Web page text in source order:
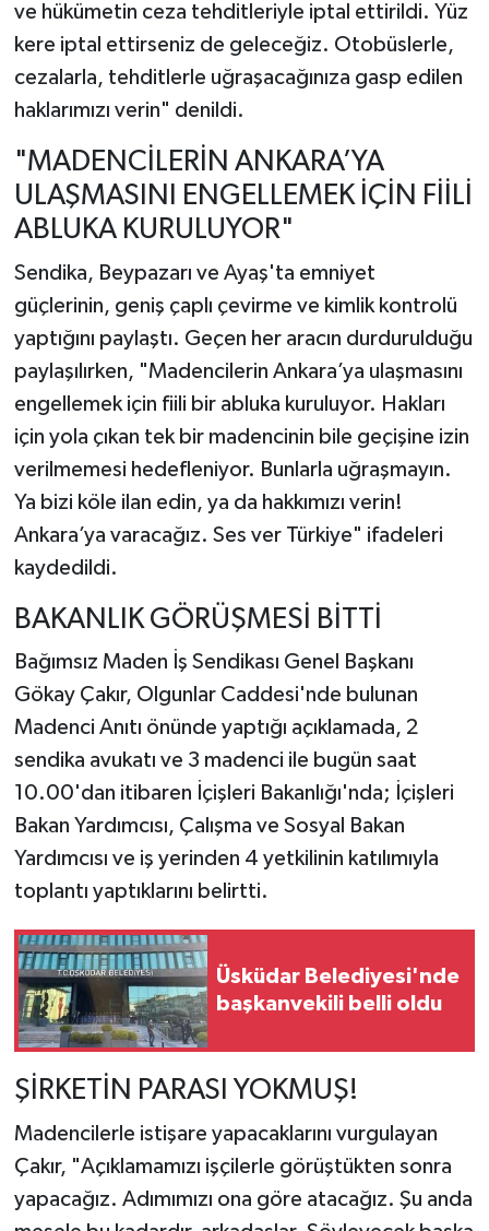
ve hükümetin ceza tehditleriyle iptal ettirildi. Yüz
kere iptal ettirseniz de geleceğiz. Otobüslerle,
cezalarla, tehditlerle uğraşacağınıza gasp edilen
haklarımızı verin" denildi.
"MADENCİLERİN ANKARA’YA
ULAŞMASINI ENGELLEMEK İÇİN FİİLİ
ABLUKA KURULUYOR"
Sendika, Beypazarı ve Ayaş'ta emniyet
güçlerinin, geniş çaplı çevirme ve kimlik kontrolü
yaptığını paylaştı. Geçen her aracın durdurulduğu
paylaşılırken, "Madencilerin Ankara’ya ulaşmasını
engellemek için fiili bir abluka kuruluyor. Hakları
için yola çıkan tek bir madencinin bile geçişine izin
verilmemesi hedefleniyor. Bunlarla uğraşmayın.
Ya bizi köle ilan edin, ya da hakkımızı verin!
Ankara’ya varacağız. Ses ver Türkiye" ifadeleri
kaydedildi.
BAKANLIK GÖRÜŞMESİ BİTTİ
Bağımsız Maden İş Sendikası Genel Başkanı
Gökay Çakır, Olgunlar Caddesi'nde bulunan
Madenci Anıtı önünde yaptığı açıklamada, 2
sendika avukatı ve 3 madenci ile bugün saat
10.00'dan itibaren İçişleri Bakanlığı'nda; İçişleri
Bakan Yardımcısı, Çalışma ve Sosyal Bakan
Yardımcısı ve iş yerinden 4 yetkilinin katılımıyla
toplantı yaptıklarını belirtti.
Üsküdar Belediyesi'nde
başkanvekili belli oldu
ŞİRKETİN PARASI YOKMUŞ!
Madencilerle istişare yapacaklarını vurgulayan
Çakır, "Açıklamamızı işçilerle görüştükten sonra
yapacağız. Adımımızı ona göre atacağız. Şu anda